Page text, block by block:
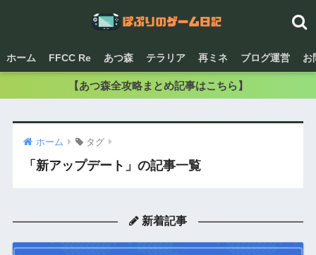
ホーム FFCC Re あつ森 テラリア 再ミネ ブログ運営 お
【あつ森全攻略まとめ記事はこちら】
ホーム タグ
「新アップデート」の記事一覧
新着記事